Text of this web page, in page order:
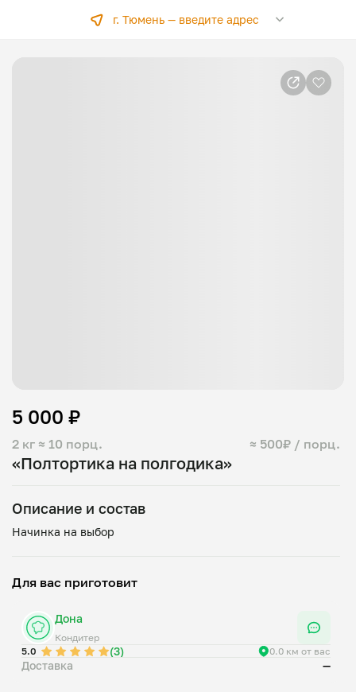
г. Тюмень — введите адрес
«Полтортика на полгодика»
2 кг ≈ 10 порц. ≈ 500₽ / порц.
5 000 ₽
Описание и состав
Для вас приготовит
Дона
Кондитер
5.0
(3) 0.0 км от вас
Доставка —